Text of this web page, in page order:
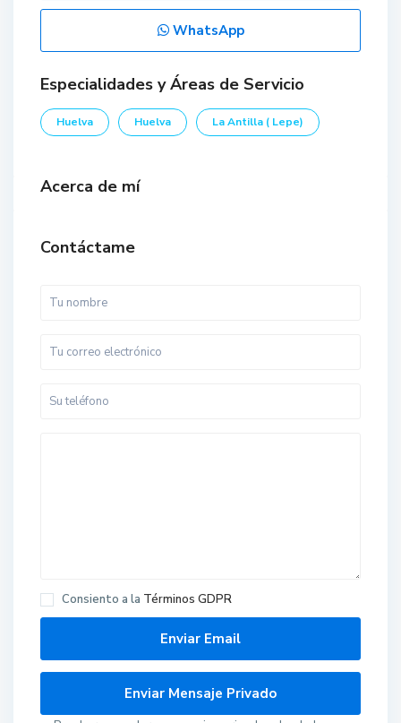
WhatsApp
Especialidades y Áreas de Servicio
Huelva Huelva La Antilla ( Lepe)
Acerca de mí
Contáctame
Consiento a la Términos GDPR